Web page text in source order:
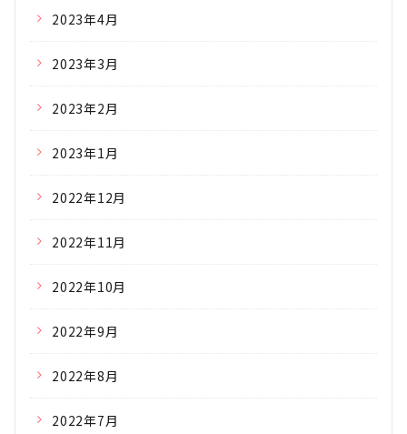
2023年4月
2023年3月
2023年2月
2023年1月
2022年12月
2022年11月
2022年10月
2022年9月
2022年8月
2022年7月